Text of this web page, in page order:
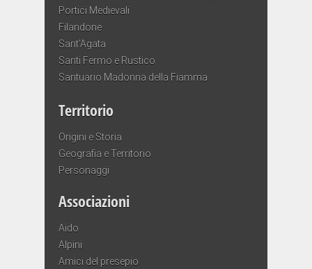
Portici Medievali
Filandone
Sant’Agata
Santi Fermo e Rustico
Santuario Madonna della Fiamma
Territorio
Origini e Storia
Geografia e Territorio
Personaggi
Associazioni
Aido
Alpini
Amici del presepio